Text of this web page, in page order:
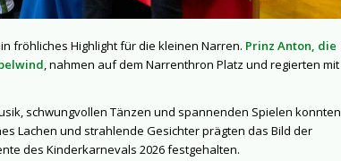
fröhliches Highlight für die kleinen Narren. Prinz Anton, die
, nahmen auf dem Narrenthron Platz und regierten mit
schwungvollen Tänzen und spannenden Spielen konnten
Lachen und strahlende Gesichter prägten das Bild der
des Kinderkarnevals 2026 festgehalten.